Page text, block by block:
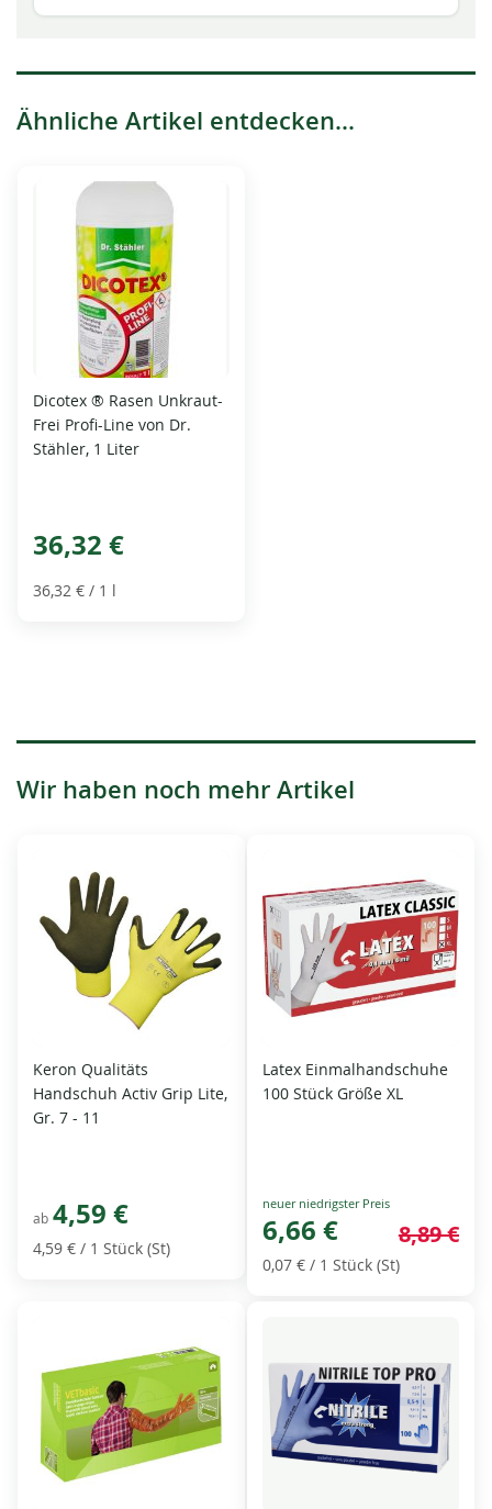
Ähnliche Artikel entdecken...
Dicotex ® Rasen Unkraut-
Frei Profi-Line von Dr.
Stähler, 1 Liter
36,32 €
36,32 € / 1 l
Wir haben noch mehr Artikel
Keron Qualitäts
Handschuh Activ Grip Lite,
Gr. 7 - 11
ab 4,59 €
4,59 € / 1 Stück (St)
Latex Einmalhandschuhe
100 Stück Größe XL
Special
Price
6,66 € 8,89 €
0,07 € / 1 Stück (St)